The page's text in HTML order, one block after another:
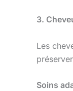
3.
Les
Soins